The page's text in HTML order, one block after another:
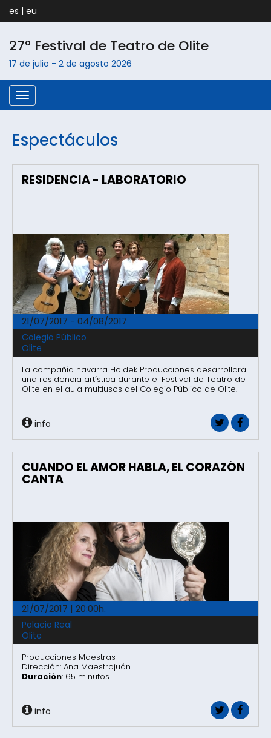
es | eu
27º Festival de Teatro de Olite
17 de julio - 2 de agosto 2026
Menú
Espectáculos
RESIDENCIA - LABORATORIO
21/07/2017 - 04/08/2017
Colegio Público
Olite
La compañía navarra Hoidek Producciones desarrollará
una residencia artística durante el Festival de Teatro de
Olite en el aula multiusos del Colegio Público de Olite.
info
CUANDO EL AMOR HABLA, EL CORAZÓN
CANTA
21/07/2017 | 20:00h.
Palacio Real
Olite
Producciones Maestras
Dirección: Ana Maestrojuán
Duración: 65 minutos
info